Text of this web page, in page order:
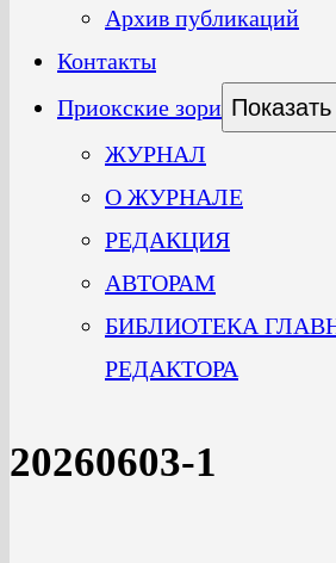
Архив публикаций
Контакты
Приокские зори
ЖУРНАЛ
О ЖУРНАЛЕ
РЕДАКЦИЯ
АВТОРАМ
БИБЛИОТЕКА
РЕДАКТОРА
20260603-1